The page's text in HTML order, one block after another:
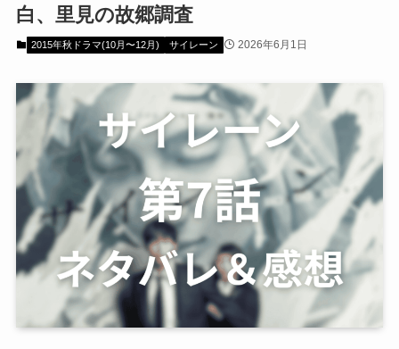
白、里見の故郷調査
2015年秋ドラマ(10月〜12月) サイレーン 2026年6月1日